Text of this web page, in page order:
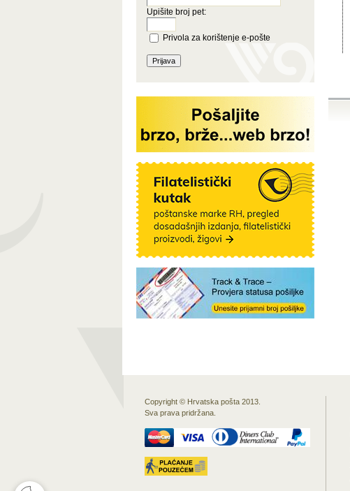
Upišite broj pet:
Privola za korištenje e-pošte
Copyright © Hrvatska pošta 2013.
Sva prava pridržana.